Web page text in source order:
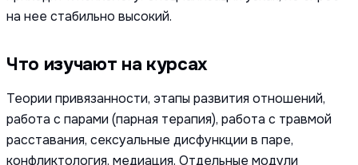
на нее стабильно высокий.
Что изучают на курсах
Теории привязанности, этапы развития отношений,
работа с парами (парная терапия), работа с травмой
расставания, сексуальные дисфункции в паре,
конфликтология, медиация. Отдельные модули